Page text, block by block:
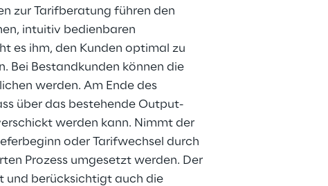
zur Tarifberatung führen den
intuitiv bedienbaren
es ihm, den Kunden optimal zu
Bei Bestandkunden können die
werden. Am Ende des
über das bestehende Output-
werden kann. Nimmt der
oder Tarifwechsel durch
Prozess umgesetzt werden. Der
und berücksichtigt auch die